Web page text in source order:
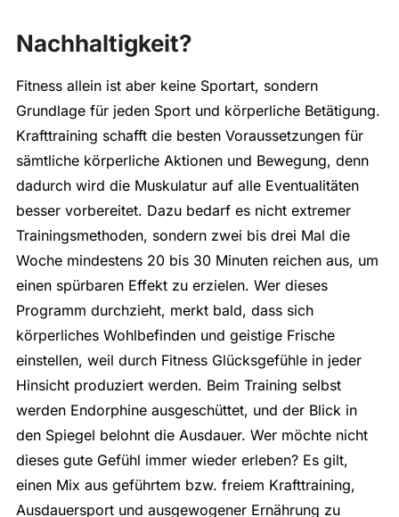
Nachhaltigkeit?
Fitness allein ist aber keine Sportart, sondern
Grundlage für jeden Sport und körperliche Betätigung.
Krafttraining schafft die besten Voraussetzungen für
sämtliche körperliche Aktionen und Bewegung, denn
dadurch wird die Muskulatur auf alle Eventualitäten
besser vorbereitet. Dazu bedarf es nicht extremer
Trainingsmethoden, sondern zwei bis drei Mal die
Woche mindestens 20 bis 30 Minuten reichen aus, um
einen spürbaren Effekt zu erzielen. Wer dieses
Programm durchzieht, merkt bald, dass sich
körperliches Wohlbefinden und geistige Frische
einstellen, weil durch Fitness Glücksgefühle in jeder
Hinsicht produziert werden. Beim Training selbst
werden Endorphine ausgeschüttet, und der Blick in
den Spiegel belohnt die Ausdauer. Wer möchte nicht
dieses gute Gefühl immer wieder erleben? Es gilt,
einen Mix aus geführtem bzw. freiem Krafttraining,
Ausdauersport und ausgewogener Ernährung zu